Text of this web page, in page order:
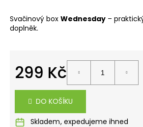
je
0,0
Svačinový box Wednesday –
doplněk.
299 Kč
DO KOŠÍKU
Skladem
D
o
u
č
e